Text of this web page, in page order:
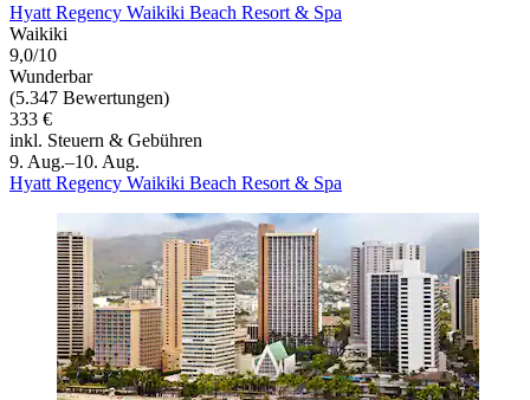
Hyatt Regency Waikiki Beach Resort & Spa
Waikiki
9,0/10
Wunderbar
(5.347 Bewertungen)
333 €
inkl. Steuern & Gebühren
9. Aug.–10. Aug.
Hyatt Regency Waikiki Beach Resort & Spa